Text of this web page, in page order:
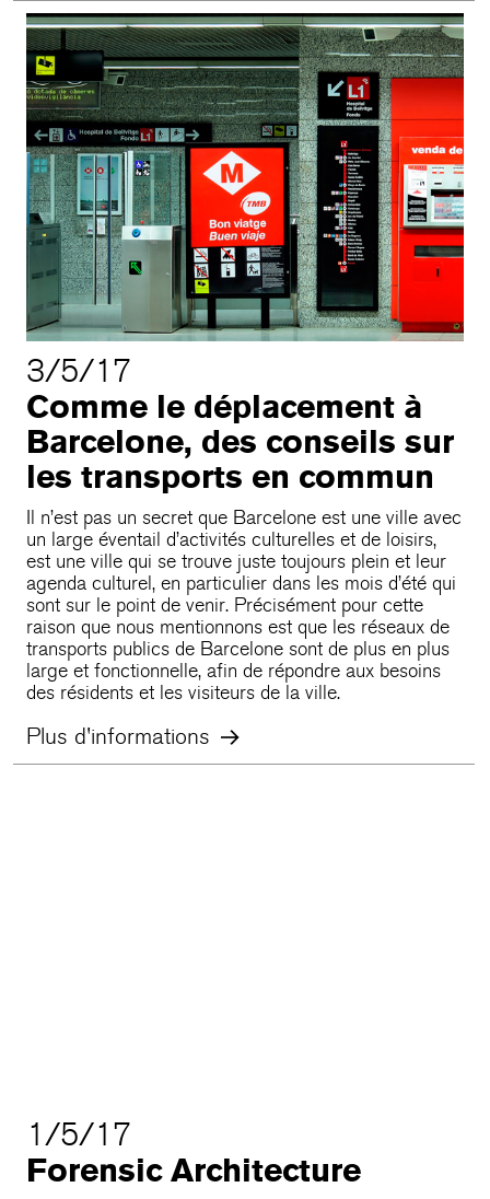
3/5/17
Comme le déplacement à
Barcelone, des conseils sur
les transports en commun
Il n’est pas un secret que Barcelone est une ville avec
un large éventail d’activités culturelles et de loisirs,
est une ville qui se trouve juste toujours plein et leur
agenda culturel, en particulier dans les mois d’été qui
sont sur le point de venir. Précisément pour cette
raison que nous mentionnons est que les réseaux de
transports publics de Barcelone sont de plus en plus
large et fonctionnelle, afin de répondre aux besoins
des résidents et les visiteurs de la ville.
Plus d'informations
1/5/17
Forensic Architecture